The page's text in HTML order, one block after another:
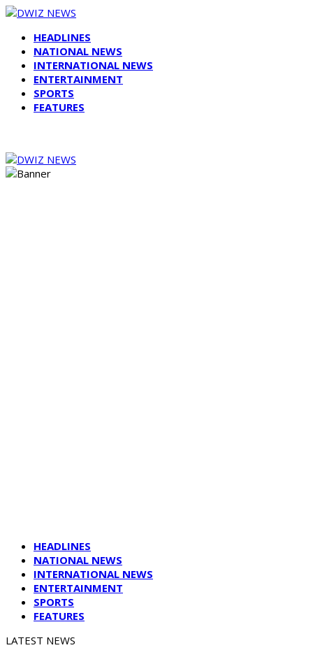
HEADLINES
NATIONAL NEWS
INTERNATIONAL NEWS
ENTERTAINMENT
SPORTS
FEATURES
HEADLINES
NATIONAL NEWS
INTERNATIONAL NEWS
ENTERTAINMENT
SPORTS
FEATURES
LATEST NEWS